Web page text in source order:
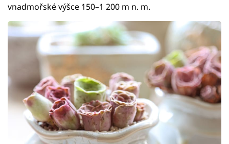
vnadmořské výšce 150–1 200 m n. m.